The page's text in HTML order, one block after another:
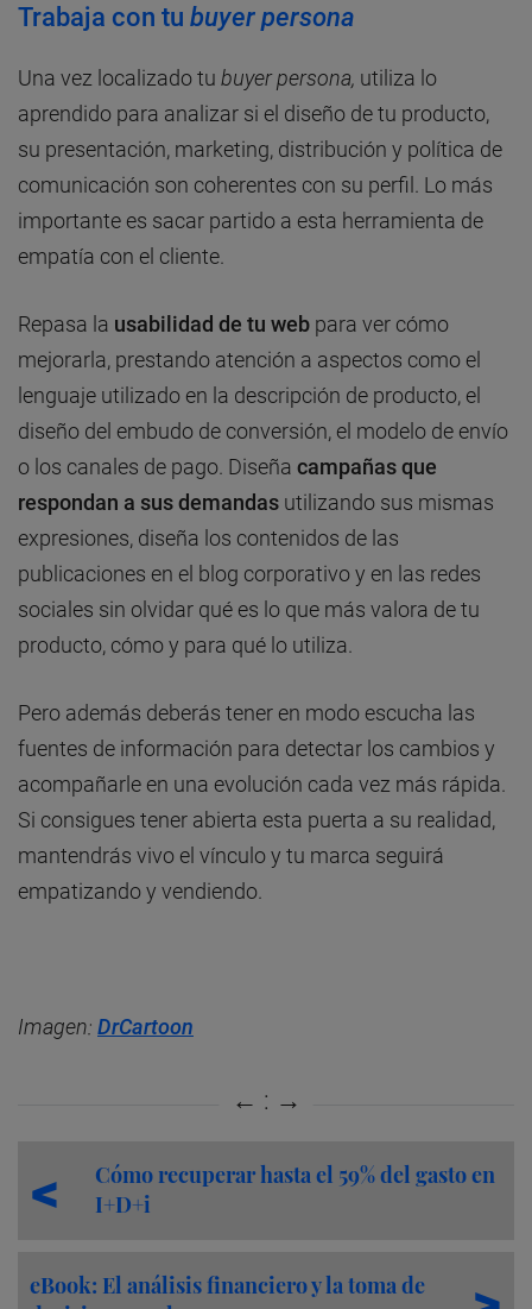
Trabaja con tu buyer persona
Una vez localizado tu buyer persona, utiliza lo
aprendido para analizar si el diseño de tu producto,
su presentación, marketing, distribución y política de
comunicación son coherentes con su perfil. Lo más
importante es sacar partido a esta herramienta de
empatía con el cliente.
Repasa la usabilidad de tu web para ver cómo
mejorarla, prestando atención a aspectos como el
lenguaje utilizado en la descripción de producto, el
diseño del embudo de conversión, el modelo de envío
o los canales de pago. Diseña campañas que
respondan a sus demandas utilizando sus mismas
expresiones, diseña los contenidos de las
publicaciones en el blog corporativo y en las redes
sociales sin olvidar qué es lo que más valora de tu
producto, cómo y para qué lo utiliza.
Pero además deberás tener en modo escucha las
fuentes de información para detectar los cambios y
acompañarle en una evolución cada vez más rápida.
Si consigues tener abierta esta puerta a su realidad,
mantendrás vivo el vínculo y tu marca seguirá
empatizando y vendiendo.
Imagen: DrCartoon
Cómo recuperar hasta el 59% del gasto en
I+D+i
eBook: El análisis financiero y la toma de